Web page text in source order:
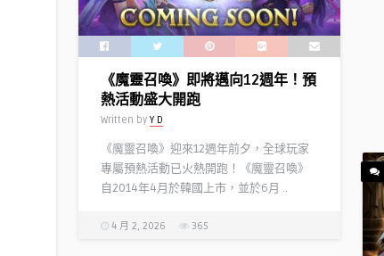
《魔靈召喚》即將邁向12週年！預
熱活動盛大開跑
Written by Y D
《魔靈召喚》迎來12週年前夕，全球玩家
專屬預熱活動已火熱開跑！《魔靈召喚》
自2014年4月於韓國上市，並於6月 ..
4 月 2, 2026 365